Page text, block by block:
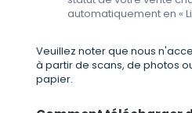
automatiquement en «
Veuillez noter que nous
à partir de scans, de photos
papier.